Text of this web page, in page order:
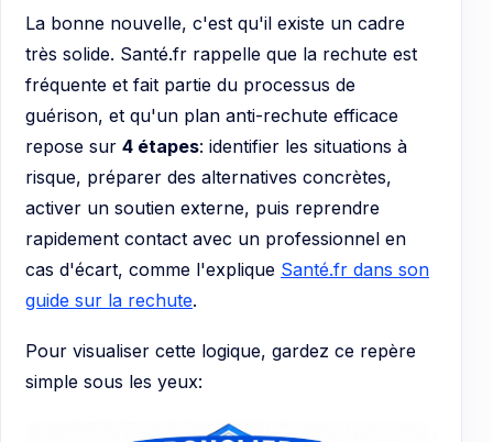
La bonne nouvelle, c'est qu'il existe un cadre
très solide. Santé.fr rappelle que la rechute est
fréquente et fait partie du processus de
guérison, et qu'un plan anti-rechute efficace
repose sur 4 étapes: identifier les situations à
risque, préparer des alternatives concrètes,
activer un soutien externe, puis reprendre
rapidement contact avec un professionnel en
cas d'écart, comme l'explique Santé.fr dans son
guide sur la rechute.
Pour visualiser cette logique, gardez ce repère
simple sous les yeux: